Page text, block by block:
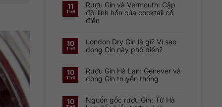
bình
luận
ở
Khám
phá
Thương
hiệu
Vodka
tiếng
toàn
cầu
11
Th6
Rượu Gin và Vermouth: Cặp
đôi linh hồn của cocktail cổ
điển
bình
luận
ở
Vermouth:
Cặp
của
cocktail
10
Th6
London Dry Gin là gì? Vì sao
dòng Gin này phổ biến?
bình
luận
ở
là
10
Th6
Rượu Gin Hà Lan: Genever và
dòng Gin truyền thống
bình
luận
10
Nguồn gốc rượu Gin: Từ Hà